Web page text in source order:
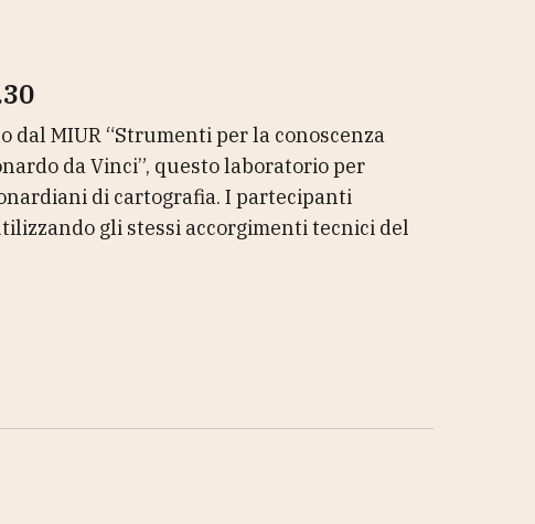
dal MIUR “Strumenti per la conoscenza
da Vinci”, questo laboratorio per
di cartografia. I partecipanti
gli stessi accorgimenti tecnici del